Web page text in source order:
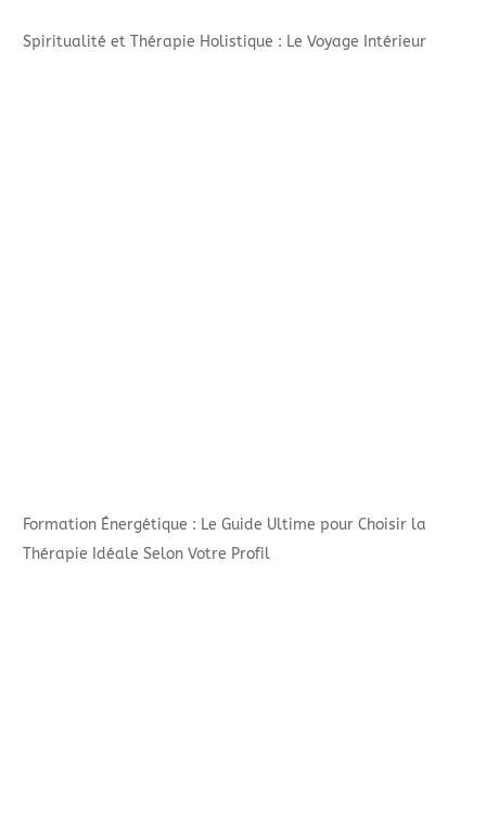
Spiritualité et Thérapie Holistique : Le Voyage Intérieur
Formation Énergétique : Le Guide Ultime pour Choisir la
Thérapie Idéale Selon Votre Profil